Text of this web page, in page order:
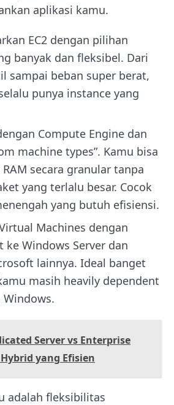
aplikasi kamu.
EC2 dengan pilihan
banyak dan fleksibel. Dari
sampai beban super berat,
punya instance yang
Compute Engine dan
machine types”. Kamu bisa
RAM secara granular tanpa
yang terlalu besar. Cocok
yang butuh efisiensi.
Machines dengan
ke Windows Server dan
lainnya. Ideal banget
masih heavily dependent
Server vs Enterprise
yang Efisien
adalah fleksibilitas